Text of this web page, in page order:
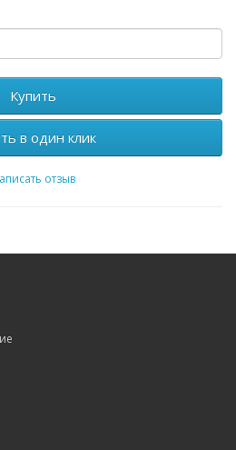
Купить
в один клик
отзыв